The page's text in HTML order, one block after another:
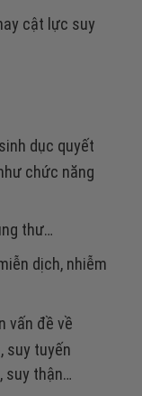
cật lực suy
dục quyết
chức năng
thư…
dịch, nhiễm
vấn đề về
suy tuyến
suy thận…